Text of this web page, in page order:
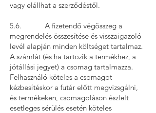
vagy elállhat a szerződéstől.
5.6. A fizetendő végösszeg a
megrendelés összesítése és visszaigazoló
levél alapján minden költséget tartalmaz.
A számlát (és ha tartozik a termékhez, a
jótállási jegyet) a csomag tartalmazza.
Felhasználó köteles a csomagot
kézbesítéskor a futár előtt megvizsgálni,
és termékeken, csomagoláson észlelt
esetleges sérülés esetén köteles